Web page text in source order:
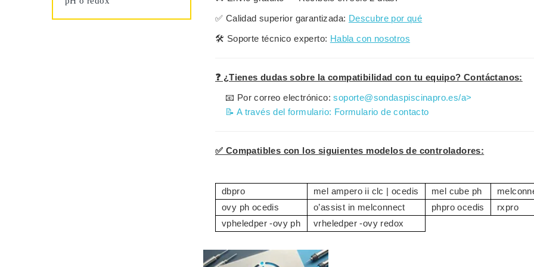
✅ Calidad superior garantizada: Descubre por qué
🛠️ Soporte técnico experto: Habla con nosotros
❓ ¿Tienes dudas sobre la compatibilidad con tu equipo? Contáctanos:
📧 Por correo electrónico:soporte@sondaspiscinapro.es/a>
📝 A través del formulario: Formulario de contacto
✅ Compatibles con los siguientes modelos de controladores:
dbpro mel ampero ii clc | ocedis mel cube ph
ovy ph ocedis
o’assist in melconnect phpro ocedis
rxpro
vpheledper -ovy ph
vrheledper -ovy redox